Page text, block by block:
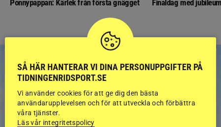
Ponnypappan: Kärlek från första gnägget Finaldag med
SÅ HÄR HANTERAR VI DINA PERSONUPPGIFTER PÅ
TIDNINGENRIDSPORT.SE
Vi använder cookies för att ge dig den bästa
användarupplevelsen och för att utveckla och förbättra
våra tjänster.
Läs vår integritetspolicy